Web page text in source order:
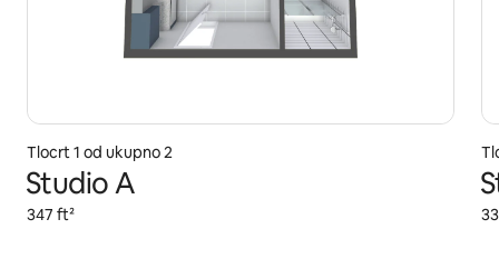
Tlocrt 1 od ukupno 2
Studio A
347 ft²